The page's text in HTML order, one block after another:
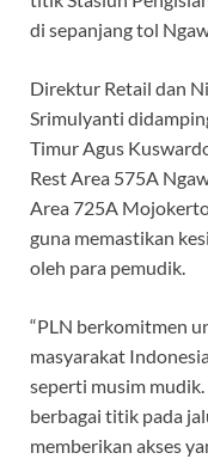
di sepanjang tol
Direktur Retail dan
Srimulyanti
Timur Agus
Rest Area 575A
Area 725A
guna memastikan
oleh para pemudik.
“PLN berkomitmen
masyarakat
seperti musim
berbagai titik pada
memberikan akses